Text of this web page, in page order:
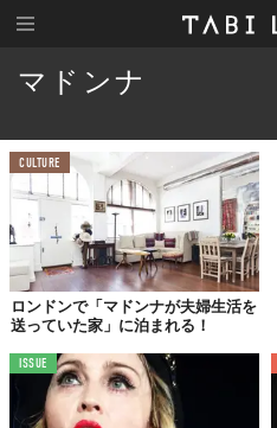
マドンナ
CULTURE
ロンドンで「マドンナが夫婦生活を
送っていた家」に泊まれる！
ISSUE